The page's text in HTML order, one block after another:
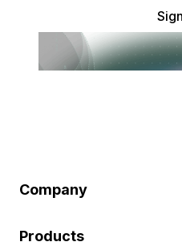
Company
Products